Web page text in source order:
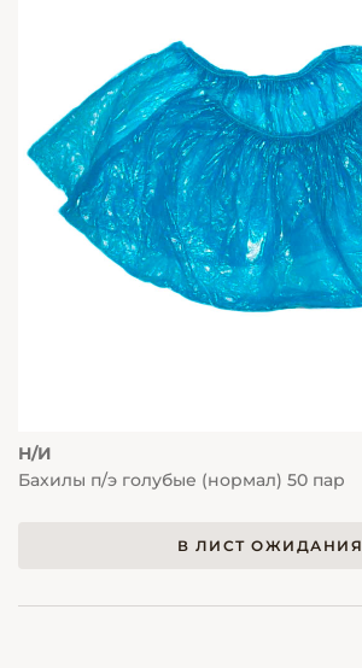
Н/И
Бахилы п/э голубые (нормал) 50 пар
В ЛИСТ ОЖИДАНИЯ